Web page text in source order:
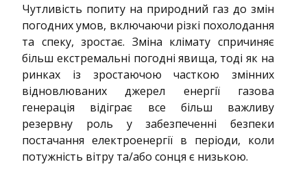
Чутливість попиту на природний газ до змін
погодних умов, включаючи різкі похолодання
та спеку, зростає. Зміна клімату спричиняє
більш екстремальні погодні явища, тоді як на
ринках із зростаючою часткою змінних
відновлюваних джерел енергії газова
генерація відіграє все більш важливу
резервну роль у забезпеченні безпеки
постачання електроенергії в періоди, коли
потужність вітру та/або сонця є низькою.